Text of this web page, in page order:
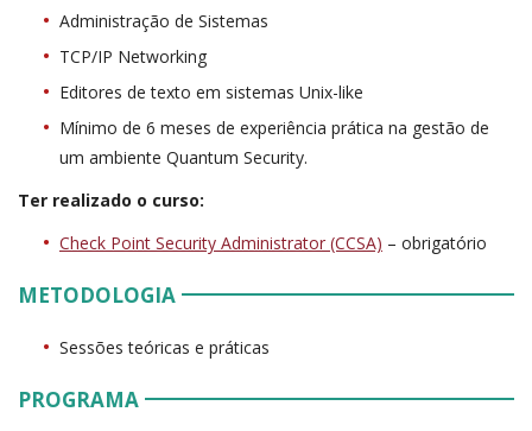
Administração de Sistemas
TCP/IP Networking
Editores de texto em sistemas Unix-like
Mínimo de 6 meses de experiência prática na gestão de
um ambiente Quantum Security.
Ter realizado o curso:
Check Point Security Administrator (CCSA) – obrigatório
METODOLOGIA
Sessões teóricas e práticas
PROGRAMA